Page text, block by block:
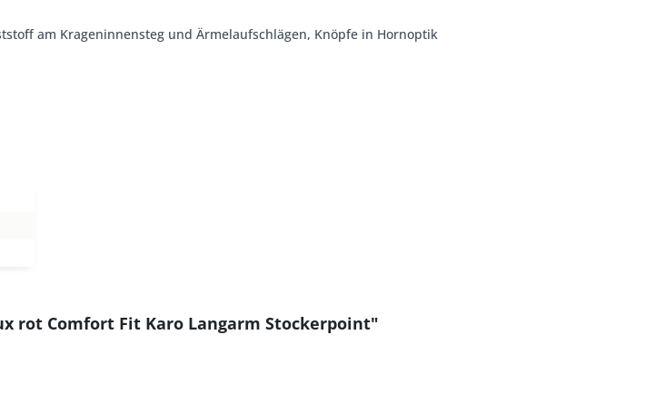
am Krageninnensteg und Ärmelaufschlägen, Knöpfe in Hornoptik
rot Comfort Fit Karo Langarm Stockerpoint"